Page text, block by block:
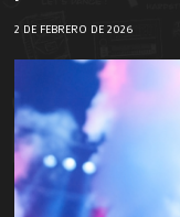
2 DE FEBRERO DE 2026